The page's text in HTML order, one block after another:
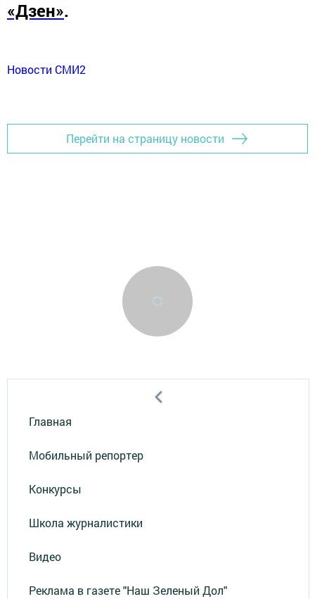
«Дзен».
Новости СМИ2
Перейти на страницу новости
Главная
Мобильный репортер
Конкурсы
Школа журналистики
Видео
Реклама в газете "Наш Зеленый Дол"